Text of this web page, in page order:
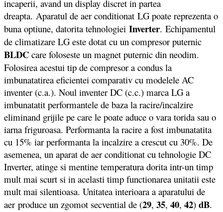
incaperii, avand un display discret in partea
dreapta. Aparatul de aer conditionat LG poate reprezenta o
buna optiune, datorita tehnologiei Inverter. Echipamentul
de climatizare LG este dotat cu un compresor puternic
BLDC care foloseste un magnet puternic din neodim.
Folosirea acestui tip de compresor a condus la
imbunatatirea eficientei comparativ cu modelele AC
inventer (c.a.). Noul inventer DC (c.c.) marca LG a
imbunatatit performantele de baza la racire/incalzire
eliminand grijile pe care le poate aduce o vara torida sau o
iarna friguroasa. Performanta la racire a fost imbunatatita
cu 15% iar performanta la incalzire a crescut cu 30%. De
asemenea, un aparat de aer conditionat cu tehnologie DC
Inverter, atinge si mentine temperatura dorita intr-un timp
mult mai scurt si in acelasti timp functionarea unitatii este
mult mai silentioasa. Unitatea interioara a aparatului de
aer produce un zgomot secvential de (29, 35, 40, 42) dB.